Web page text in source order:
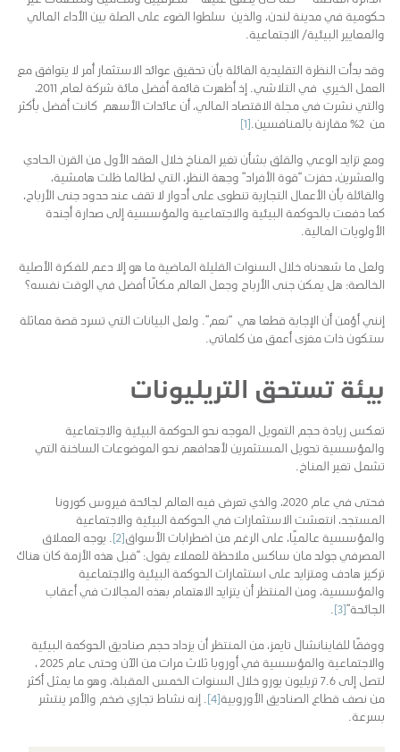
حكومية في مدينة لندن، والذين سلطوا الضوء على الصلة بين الأداء المالي
والمعايير البيئية/ الاجتماعية.
وقد بدأت النظرة التقليدية القائلة بأن تحقيق عوائد الاستثمار أمر لا يتوافق مع
العمل الخيري في التلاشي. إذ أظهرت قائمة أفضل مائة شركة لعام 2011،
والتي نشرت في مجلة الاقتصاد المالي، أن عائدات الأسهم كانت أفضل بأكثر
من 2٪ مقارنة بالمنافسين.
[1]
ومع تزايد الوعي والقلق بشأن تغير المناخ خلال العقد الأول من القرن الحادي
والعشرين، حفزت “قوة الأفراد” وجهة النظر، التي لطالما ظلت هامشية،
والقائلة بأن الأعمال التجارية تنطوى على أدوار لا تقف عند حدود جنى الأرباح،
كما دفعت بالحوكمة البيئية والاجتماعية والمؤسسية إلى صدارة أجندة
الأولويات المالية.
ولعل ما شهدناه خلال السنوات القليلة الماضية ما هو إلا دعم للفكرة الأصلية
الخالصة: هل يمكن جنى الأرباح وجعل العالم مكانًا أفضل في الوقت نفسه؟
إنني أؤمن أن الإجابة قطعا هي “نعم”. ولعل البيانات التي تسرد قصة مماثلة
ستكون ذات مغزى أعمق من كلماتي.
بيئة تستحق التريليونات
تعكس زيادة حجم التمويل الموجه نحو الحوكمة البيئية والاجتماعية
والمؤسسية تحويل المستثمرين لأهدافهم نحو الموضوعات الساخنة التي
تشمل تغير المناخ.
فحتى في عام 2020، والذي تعرض فيه العالم لجائحة فيروس كورونا
المستجد، انتعشت الاستثمارات في الحوكمة البيئية والاجتماعية
والمؤسسية عالميًا، على الرغم من اضطرابات الأسواق[2] . يوجه العملاق
المصرفي جولد مان ساكس ملاحظة للعملاء يقول: “قبل هذه الأزمة كان هناك
تركيز هادف ومتزايد على استثمارات الحوكمة البيئية والاجتماعية
والمؤسسية، ومن المنتظر أن يتزايد الاهتمام بهذه المجالات في أعقاب
الجائحة”[3]
.
ووفقًا للفاينانشال تايمز، من المنتظر أن يزداد حجم صناديق الحوكمة البيئية
والاجتماعية والمؤسسية في أوروبا ثلاث مرات من الآن وحتى عام 2025 ،
لتصل إلى 7.6 تريليون يورو خلال السنوات الخمس المقبلة، وهو ما يمثل أكثر
من نصف قطاع الصناديق الأوروبية[4] . إنه نشاط تجاري ضخم والأمر ينتشر
بسرعة.